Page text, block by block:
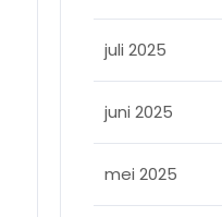
juli 2025
juni 2025
mei 2025